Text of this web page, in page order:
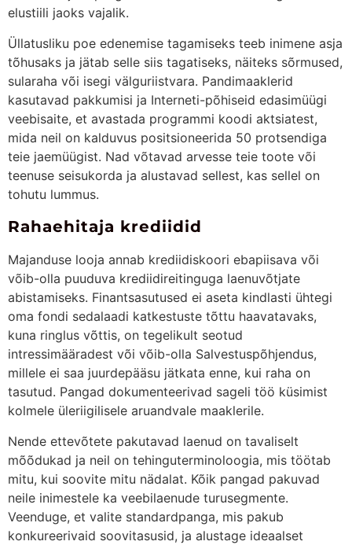
elustiili jaoks vajalik.
Üllatusliku poe edenemise tagamiseks teeb inimene asja
tõhusaks ja jätab selle siis tagatiseks, näiteks sõrmused,
sularaha või isegi välguriistvara. Pandimaaklerid
kasutavad pakkumisi ja Interneti-põhiseid edasimüügi
veebisaite, et avastada programmi koodi aktsiatest,
mida neil on kalduvus positsioneerida 50 protsendiga
teie jaemüügist. Nad võtavad arvesse teie toote või
teenuse seisukorda ja alustavad sellest, kas sellel on
tohutu lummus.
Rahaehitaja krediidid
Majanduse looja annab krediidiskoori ebapiisava või
võib-olla puuduva krediidireitinguga laenuvõtjate
abistamiseks. Finantsasutused ei aseta kindlasti ühtegi
oma fondi sedalaadi katkestuste tõttu haavatavaks,
kuna ringlus võttis, on tegelikult seotud
intressimääradest või võib-olla Salvestuspõhjendus,
millele ei saa juurdepääsu jätkata enne, kui raha on
tasutud. Pangad dokumenteerivad sageli töö küsimist
kolmele üleriigilisele aruandvale maaklerile.
Nende ettevõtete pakutavad laenud on tavaliselt
mõõdukad ja neil on tehinguterminoloogia, mis töötab
mitu, kui soovite mitu nädalat. Kõik pangad pakuvad
neile inimestele ka veebilaenude turusegmente.
Veenduge, et valite standardpanga, mis pakub
konkureerivaid soovitasusid, ja alustage ideaalset